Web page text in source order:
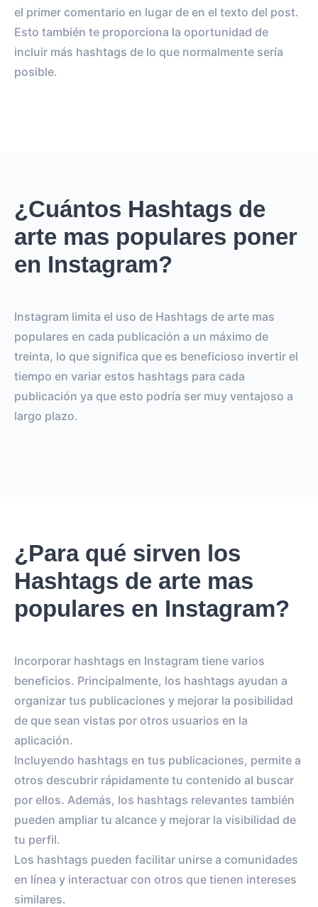
el primer comentario en lugar de en el texto del post.
Esto también te proporciona la oportunidad de
incluir más hashtags de lo que normalmente sería
posible.
¿Cuántos Hashtags de
arte mas populares poner
en Instagram?
Instagram limita el uso de Hashtags de arte mas
populares en cada publicación a un máximo de
treinta, lo que significa que es beneficioso invertir el
tiempo en variar estos hashtags para cada
publicación ya que esto podría ser muy ventajoso a
largo plazo.
¿Para qué sirven los
Hashtags de arte mas
populares en Instagram?
Incorporar hashtags en Instagram tiene varios
beneficios. Principalmente, los hashtags ayudan a
organizar tus publicaciones y mejorar la posibilidad
de que sean vistas por otros usuarios en la
aplicación.
Incluyendo hashtags en tus publicaciones, permite a
otros descubrir rápidamente tu contenido al buscar
por ellos. Además, los hashtags relevantes también
pueden ampliar tu alcance y mejorar la visibilidad de
tu perfil.
Los hashtags pueden facilitar unirse a comunidades
en línea y interactuar con otros que tienen intereses
similares.